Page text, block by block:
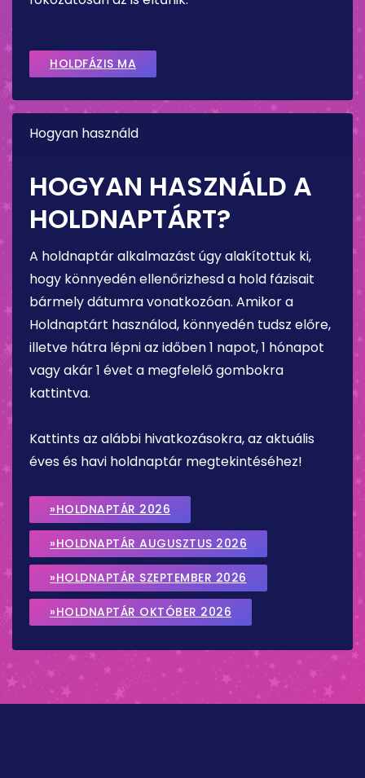
HOLDFÁZIS MA
Hogyan használd
HOGYAN HASZNÁLD A
HOLDNAPTÁRT?
A holdnaptár alkalmazást úgy alakítottuk ki,
hogy könnyedén ellenőrizhesd a hold fázisait
bármely dátumra vonatkozóan. Amikor a
Holdnaptárt használod, könnyedén tudsz előre,
illetve hátra lépni az időben 1 napot, 1 hónapot
vagy akár 1 évet a megfelelő gombokra
kattintva.
Kattints az alábbi hivatkozásokra, az aktuális
éves és havi holdnaptár megtekintéséhez!
»HOLDNAPTÁR 2026
»HOLDNAPTÁR AUGUSZTUS 2026
»HOLDNAPTÁR SZEPTEMBER 2026
»HOLDNAPTÁR OKTÓBER 2026